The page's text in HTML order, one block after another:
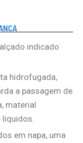
indicado
hidrofugada,
a passagem de
material
em napa, uma